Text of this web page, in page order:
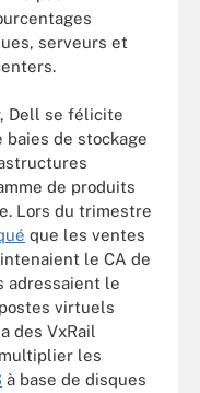
serveurs et
Dell se félicite
de stockage
de produits
Lors du trimestre
que les ventes
le CA de
adressaient le
virtuels
des VxRail
les
à base de disques